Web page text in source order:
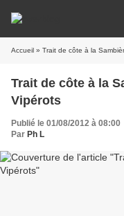
Accueil » Trait de côte à la
Trait de côte à la
Vipérots
Publié le 01/08/2012 à 08:00
Par Ph L